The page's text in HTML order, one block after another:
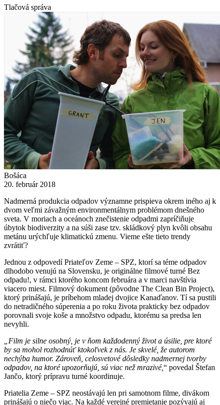
Tlačová správa
Bošáca
20. február 2018
Nadmerná produkcia odpadov významne prispieva okrem iného aj k
dvom veľmi závažným environmentálnym problémom dnešného
sveta. V moriach a oceánoch znečistenie odpadmi zapríčiňuje
úbytok biodiverzity a na súši zase tzv. skládkový plyn kvôli obsahu
metánu urýchľuje klimatickú zmenu. Vieme ešte tieto trendy
zvrátiť?
Jednou z odpovedí Priateľov Zeme – SPZ, ktorí sa téme odpadov
dlhodobo venujú na Slovensku, je originálne filmové turné Bez
odpadu!, v rámci ktorého koncom februára a v marci navštívia
viacero miest. Filmový dokument (pôvodne The Clean Bin Project),
ktorý prinášajú, je príbehom mladej dvojice Kanaďanov. Tí sa pustili
do netradičného súperenia a po roku života prakticky bez odpadov
porovnali svoje koše a množstvo odpadu, ktorému sa predsa len
nevyhli.
„Film je silne osobný, je v ňom každodenný život a úsilie, pre ktoré
by sa mohol rozhodnúť ktokoľvek z nás. Je skvelé, že autorom
nechýba humor. Zároveň, celosvetové dôsledky nadmernej tvorby
odpadov, na ktoré upozorňujú, sú viac než mrazivé,“ povedal Štefan
Jančo, ktorý prípravu turné koordinuje.
Priatelia Zeme – SPZ neostávajú len pri samotnom filme, divákom
prinášajú o niečo viac. Na každé verejné premietanie pozývajú aj